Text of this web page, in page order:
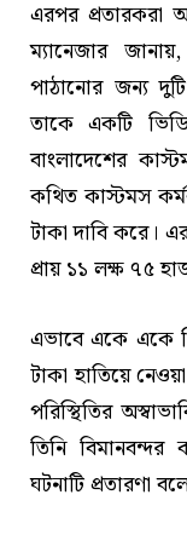
এরপর প্রতারকরা
ম্যানেজার
পাঠানোর জন্য
তাকে একটি
বাংলাদেশের
কথিত কাস্টমস
টাকা দাবি করে।
প্রায় ১১ লক্ষ ৭৫
এভাবে একে একে
টাকা হাতিয়ে
পরিস্থিতির
তিনি
ঘটনাটি প্রতারণা